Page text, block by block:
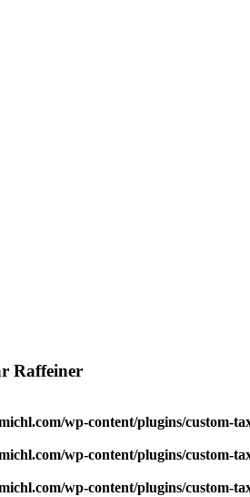
Raffeiner
wp-content/plugins/custom-
wp-content/plugins/custom-
wp-content/plugins/custom-